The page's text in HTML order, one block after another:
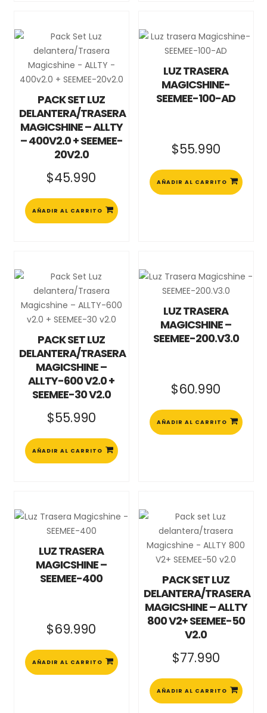
PACK SET LUZ
DELANTERA/TRASERA
MAGICSHINE – ALLTY
– 400V2.0 + SEEMEE-
20V2.0
$45.990
AÑADIR AL CARRITO
LUZ TRASERA
MAGICSHINE-
SEEMEE-100-AD
$55.990
AÑADIR AL CARRITO
PACK SET LUZ
DELANTERA/TRASERA
MAGICSHINE –
ALLTY-600 V2.0 +
SEEMEE-30 V2.0
$55.990
AÑADIR AL CARRITO
LUZ TRASERA
MAGICSHINE –
SEEMEE-200.V3.0
$60.990
AÑADIR AL CARRITO
LUZ TRASERA
MAGICSHINE –
SEEMEE-400
$69.990
AÑADIR AL CARRITO
PACK SET LUZ
DELANTERA/TRASERA
MAGICSHINE – ALLTY
800 V2+ SEEMEE-50
V2.0
$77.990
AÑADIR AL CARRITO